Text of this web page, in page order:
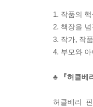
1. 작품의
2. 책장을
3. 작가, 작
4. 부모와
♣ 『허클베
허클베리